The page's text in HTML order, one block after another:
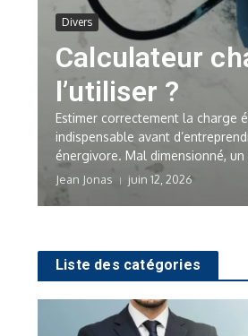
Divers
Calculateur
l’utiliser ?
Estimer correctement la charge
indispensable avant
énergivore. Mal dimensionné,
Jean Jonas juin 12, 2026
Liste des catégories